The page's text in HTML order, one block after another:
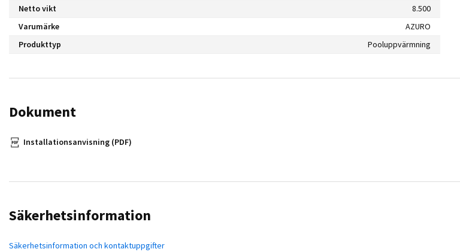
Netto vikt
8.500
Varumärke
AZURO
Produkttyp
Pooluppvärmning
Dokument
Installationsanvisning (PDF)
Säkerhetsinformation
Säkerhetsinformation och kontaktuppgifter